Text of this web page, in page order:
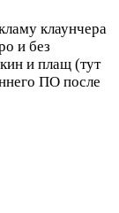
клаунчера
и без
и плащ (тут
ПО после